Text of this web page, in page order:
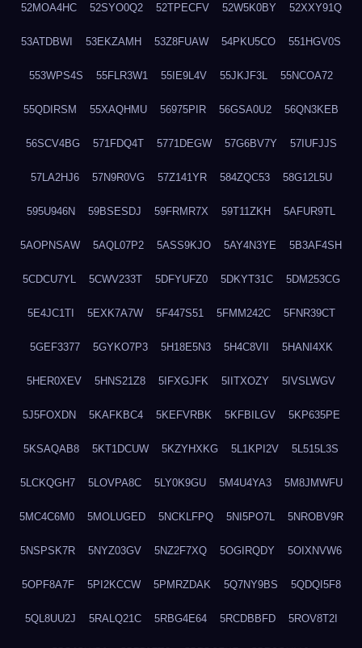
52MOA4HC 52SYO0Q2 52TPECFV 52W5K0BY 52XXY91Q
53ATDBWI 53EKZAMH 53Z8FUAW 54PKU5CO 551HGV0S
553WPS4S 55FLR3W1 55IE9L4V 55JKJF3L 55NCOA72
55QDIRSM 55XAQHMU 56975PIR 56GSA0U2 56QN3KEB
56SCV4BG 571FDQ4T 5771DEGW 57G6BV7Y 57IUFJJS
57LA2HJ6 57N9R0VG 57Z141YR 584ZQC53 58G12L5U
595U946N 59BSESDJ 59FRMR7X 59T11ZKH 5AFUR9TL
5AOPNSAW 5AQL07P2 5ASS9KJO 5AY4N3YE 5B3AF4SH
5CDCU7YL 5CWV233T 5DFYUFZ0 5DKYT31C 5DM253CG
5E4JC1TI 5EXK7A7W 5F447S51 5FMM242C 5FNR39CT
5GEF3377 5GYKO7P3 5H18E5N3 5H4C8VII 5HANI4XK
5HER0XEV 5HNS21Z8 5IFXGJFK 5IITXOZY 5IVSLWGV
5J5FOXDN 5KAFKBC4 5KEFVRBK 5KFBILGV 5KP635PE
5KSAQAB8 5KT1DCUW 5KZYHXKG 5L1KPI2V 5L515L3S
5LCKQGH7 5LOVPA8C 5LY0K9GU 5M4U4YA3 5M8JMWFU
5MC4C6M0 5MOLUGED 5NCKLFPQ 5NI5PO7L 5NROBV9R
5NSPSK7R 5NYZ03GV 5NZ2F7XQ 5OGIRQDY 5OIXNVW6
5OPF8A7F 5PI2KCCW 5PMRZDAK 5Q7NY9BS 5QDQI5F8
5QL8UU2J 5RALQ21C 5RBG4E64 5RCDBBFD 5ROV8T2I